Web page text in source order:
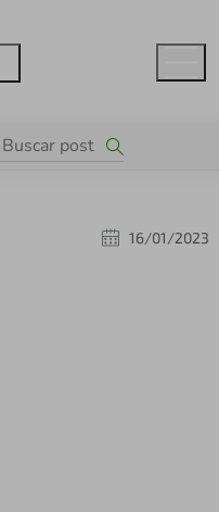
16/01/2023